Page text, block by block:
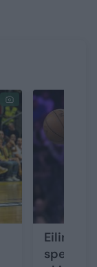
Eilinis